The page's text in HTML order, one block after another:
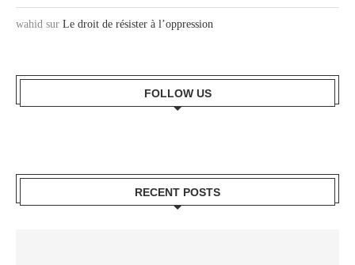
wahid sur Le droit de résister à l’oppression
FOLLOW US
RECENT POSTS